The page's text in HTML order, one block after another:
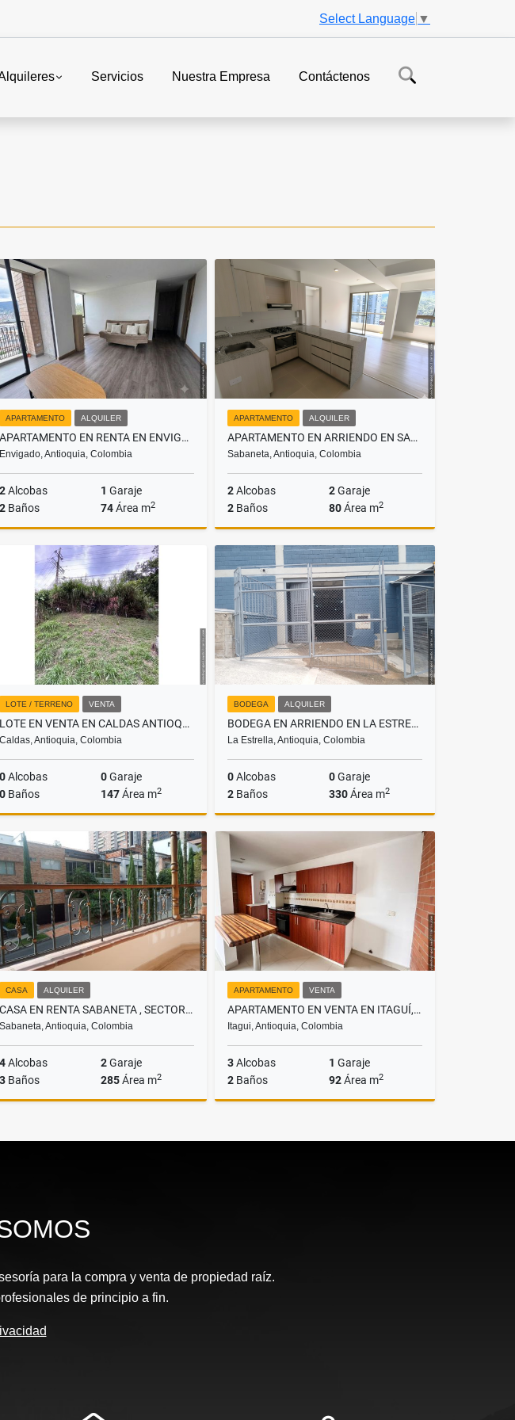
Select Language ▼
Servicios Nuestra Empresa Contáctenos
APARTAMENTO ALQUILER
APARTAMENTO EN RENTA EN ENVIGADO, SECTOR LAS VEGAS
Envigado, Antioquia, Colombia
2Alcobas 1 Garaje
2 Baños 74Área m2
Alquiler
$3.400.000
APARTAMENTO ALQUILER
APARTAMENTO EN ARRIENDO EN SABANETA, SECTOR PAN DE AZÚCAR PARTE BAJA
Sabaneta, Antioquia, Colombia
2Alcobas 2Garaje
2 Baños 80Área m2
Alquiler
$3.400.000
LOTE / TERRENO VENTA
LOTE EN VENTA EN CALDAS ANTIOQUIA, SECTOR LA RAYA
Caldas, Antioquia, Colombia
0Alcobas 0Garaje
0 Baños 147Área m2
Venta
$150.000.000
BODEGA ALQUILER
BODEGA EN ARRIENDO EN LA ESTRELLA, SECTOR ANCÓN
La Estrella, Antioquia, Colombia
0Alcobas 0Garaje
2 Baños 330Área m2
Alquiler
$12.000.000
CASA ALQUILER
CASA EN RENTA SABANETA , SECTOR SAN JOSÉ
Sabaneta, Antioquia, Colombia
4Alcobas 2Garaje
3 Baños 285Área m2
$6.100.000
APARTAMENTO VENTA
APARTAMENTO EN VENTA EN ITAGUÍ, SECTOR SANTA CATALINA
Itagui, Antioquia, Colombia
3Alcobas 1 Garaje
2 Baños 92Área m2
$545.000.000
para la compra y venta de propiedad raíz.
de principio a fin.